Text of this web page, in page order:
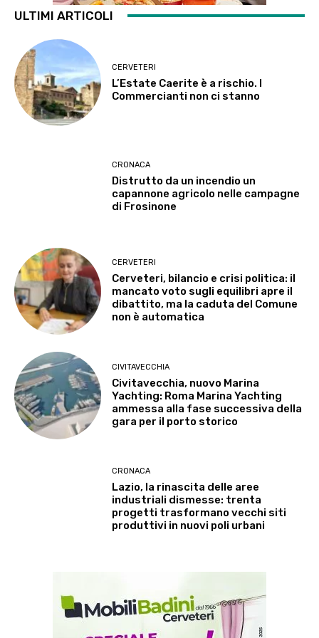
ULTIMI ARTICOLI
CERVETERI
L’Estate Caerite è a rischio. I
Commercianti non ci stanno
CRONACA
Distrutto da un incendio un
capannone agricolo nelle campagne
di Frosinone
CERVETERI
Cerveteri, bilancio e crisi politica: il
mancato voto sugli equilibri apre il
dibattito, ma la caduta del Comune
non è automatica
CIVITAVECCHIA
Civitavecchia, nuovo Marina
Yachting: Roma Marina Yachting
ammessa alla fase successiva della
gara per il porto storico
CRONACA
Lazio, la rinascita delle aree
industriali dismesse: trenta
progetti trasformano vecchi siti
produttivi in nuovi poli urbani